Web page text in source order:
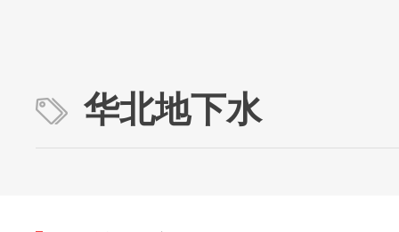
华北地下水